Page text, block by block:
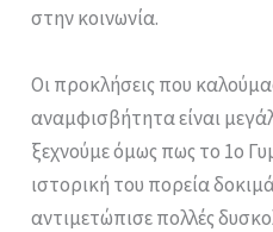
στην κοινωνία.
Οι προκλήσεις που
αναμφισβήτητα είναι
ξεχνούμε όμως πως το 1ο
ιστορική του πορεία
αντιμετώπισε πολλές